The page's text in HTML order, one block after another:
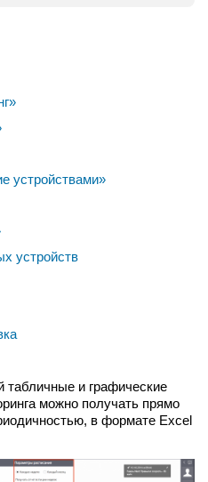
устройствами»
устройств
табличные и графические
можно получать прямо
в формате Excel